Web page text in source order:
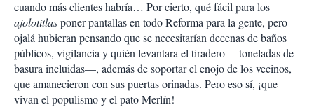
cuando más clientes habría… Por cierto, qué fácil para los
ajolotitlasponer pantallas en todo Reforma para la gente, pero
ojalá hubieran pensando que se necesitarían decenas de baños
públicos, vigilancia y quién levantara el tiradero —toneladas de
basura incluidas—, además de soportar el enojo de los vecinos,
que amanecieron con sus puertas orinadas. Pero eso sí, ¡que
vivan el populismo y el pato Merlín!